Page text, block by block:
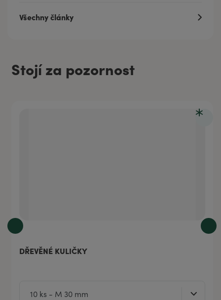
Všechny články
Stojí za pozornost
DŘEVĚNÉ KULIČKY